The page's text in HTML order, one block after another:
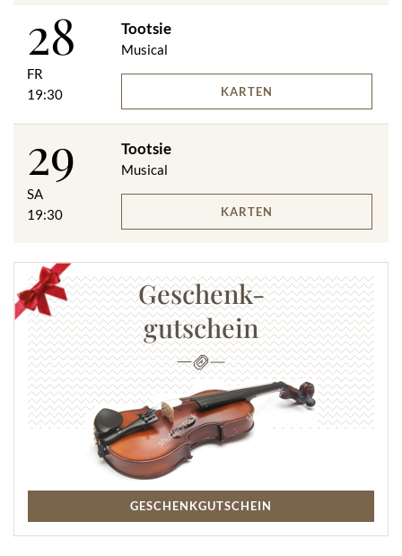
28
FR
19:30
Tootsie
Musical
KARTEN
29
SA
19:30
Tootsie
Musical
KARTEN
Geschenk-
gutschein
GESCHENKGUTSCHEIN